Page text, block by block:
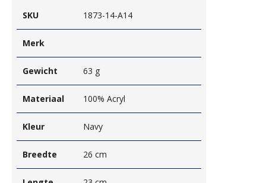
SKU 1873-14-A14
Merk
Gewicht 63 g
Materiaal 100% Acryl
Kleur Navy
Breedte 26 cm